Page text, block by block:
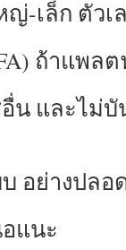
ญ่-เล็ก ตัว
ถ้าแพล
น และไม่
บ อย่างปล
แนะ